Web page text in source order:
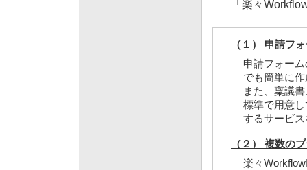
「楽々
（１） 申請フ
申請フォー
でも簡単に
また、稟議
標準で用意
するサービ
（２） 複数の
楽々